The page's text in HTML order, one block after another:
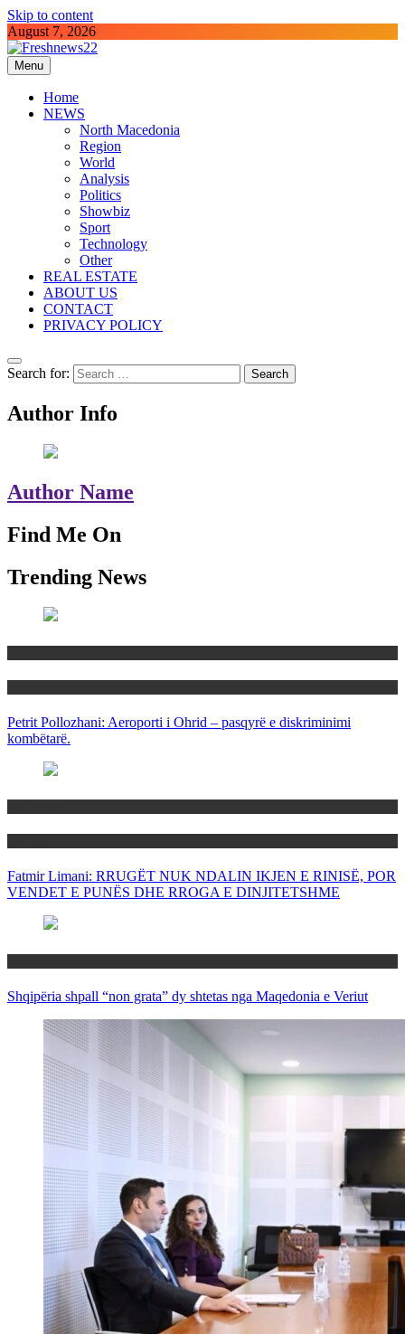
Skip to content
August 7, 2026
Freshnews22
Best News Website in North Macedonia
Menu
Home
NEWS
North Macedonia
Region
World
Analysis
Politics
Showbiz
Sport
Technology
Other
REAL ESTATE
ABOUT US
CONTACT
PRIVACY POLICY
Search for:
Author Info
Author Name
Find Me On
Trending News
Petrit Pollozhani: Aeroporti i Ohrid – pasqyrë e diskriminimi
kombëtarë.
Fatmir Limani: RRUGËT NUK NDALIN IKJEN E RINISË, POR
VENDET E PUNËS DHE RROGA E DINJITETSHME
Shqipëria shpall “non grata” dy shtetas nga Maqedonia e Veriut